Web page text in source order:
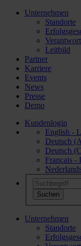
Unternehmen
Standorte
Leitbild
Partner
Karriere
Events
News
Presse
Demo
Kundenlogin
English -
Deutsch
Deutsch
Français -
Unternehmen
Standorte